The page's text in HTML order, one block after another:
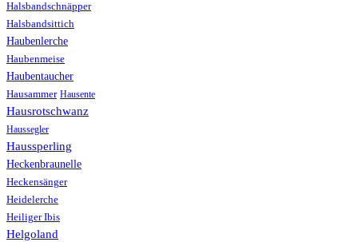
Halsbandschnäpper
Halsbandsittich
Haubenlerche
Haubenmeise
Haubentaucher
Hausammer Hausente
Hausrotschwanz
Haussegler
Haussperling
Heckenbraunelle
Heckensänger
Heidelerche
Heiliger Ibis
Helgoland